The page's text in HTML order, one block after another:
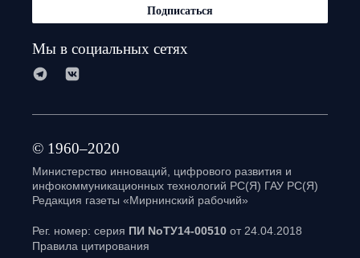
Подписаться
Мы в социальных сетях
© 1960–2020
Министерство инноваций, цифрового развития и
инфокоммуникационных технологий РС(Я) ГАУ РС(Я)
Редакция газеты «Мирнинский рабочий»
Рег. номер: серия ПИ NoТУ14-00510 от 24.04.2018
Правила цитирования